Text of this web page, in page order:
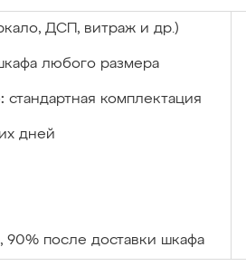
ДСП, витраж и др.)
любого размера
стандартная комплектация
дней
90% после доставки шкафа